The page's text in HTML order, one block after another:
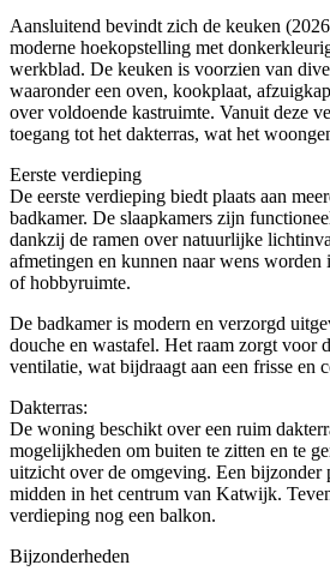
Aansluitend bevindt zich de keuken
moderne hoekopstelling met
werkblad. De keuken is voorzien van
waaronder een oven, kookplaat,
over voldoende kastruimte. Vanuit deze
toegang tot het dakterras, wat het
Eerste verdieping
De eerste verdieping biedt plaats aan
badkamer. De slaapkamers zijn
dankzij de ramen over natuurlijke
afmetingen en kunnen naar wens
of hobbyruimte.
De badkamer is modern en verzorgd
douche en wastafel. Het raam zorgt voor
ventilatie, wat bijdraagt aan een frisse en
Dakterras:
De woning beschikt over een ruim
mogelijkheden om buiten te zitten en te
uitzicht over de omgeving. Een bijzonder
midden in het centrum van Katwijk.
verdieping nog een balkon.
Bijzonderheden